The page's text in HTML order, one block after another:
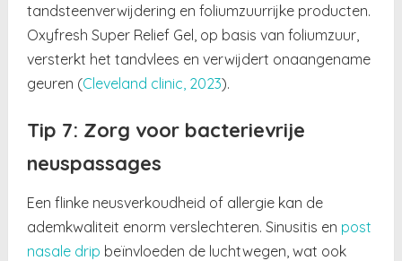
tandsteenverwijdering en foliumzuurrijke producten.
Oxyfresh Super Relief Gel, op basis van foliumzuur,
versterkt het tandvlees en verwijdert onaangename
geuren (Cleveland clinic, 2023).
Tip 7: Zorg voor bacterievrije
neuspassages
Een flinke neusverkoudheid of allergie kan de
ademkwaliteit enorm verslechteren. Sinusitis en post
nasale drip beïnvloeden de luchtwegen, wat ook